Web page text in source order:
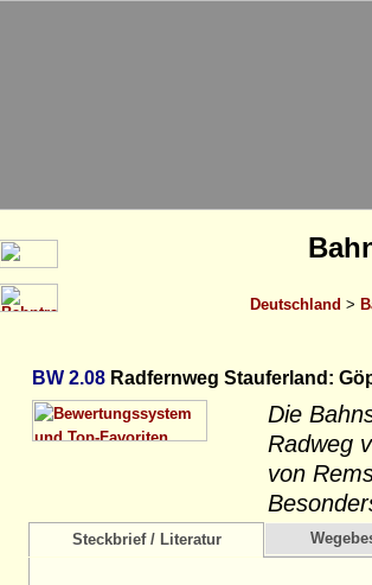
Deutschland >
BW 2.08 Radfernweg Stauferland:
Die
Radweg
von
Steckbrief / Literatur